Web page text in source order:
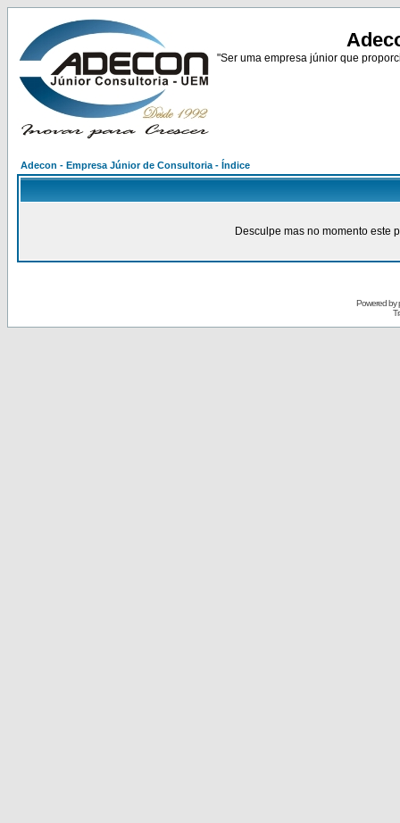
"Ser uma empresa júnior que
Adecon - Empresa Júnior de Consultoria - Índice
Desculpe mas no momento este
Powered by